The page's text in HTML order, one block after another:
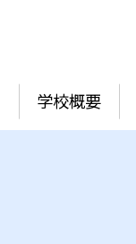
学校概要